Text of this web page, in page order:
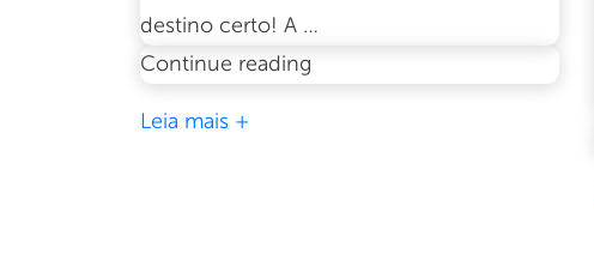
destino certo! A …
Continue reading
Leia mais +